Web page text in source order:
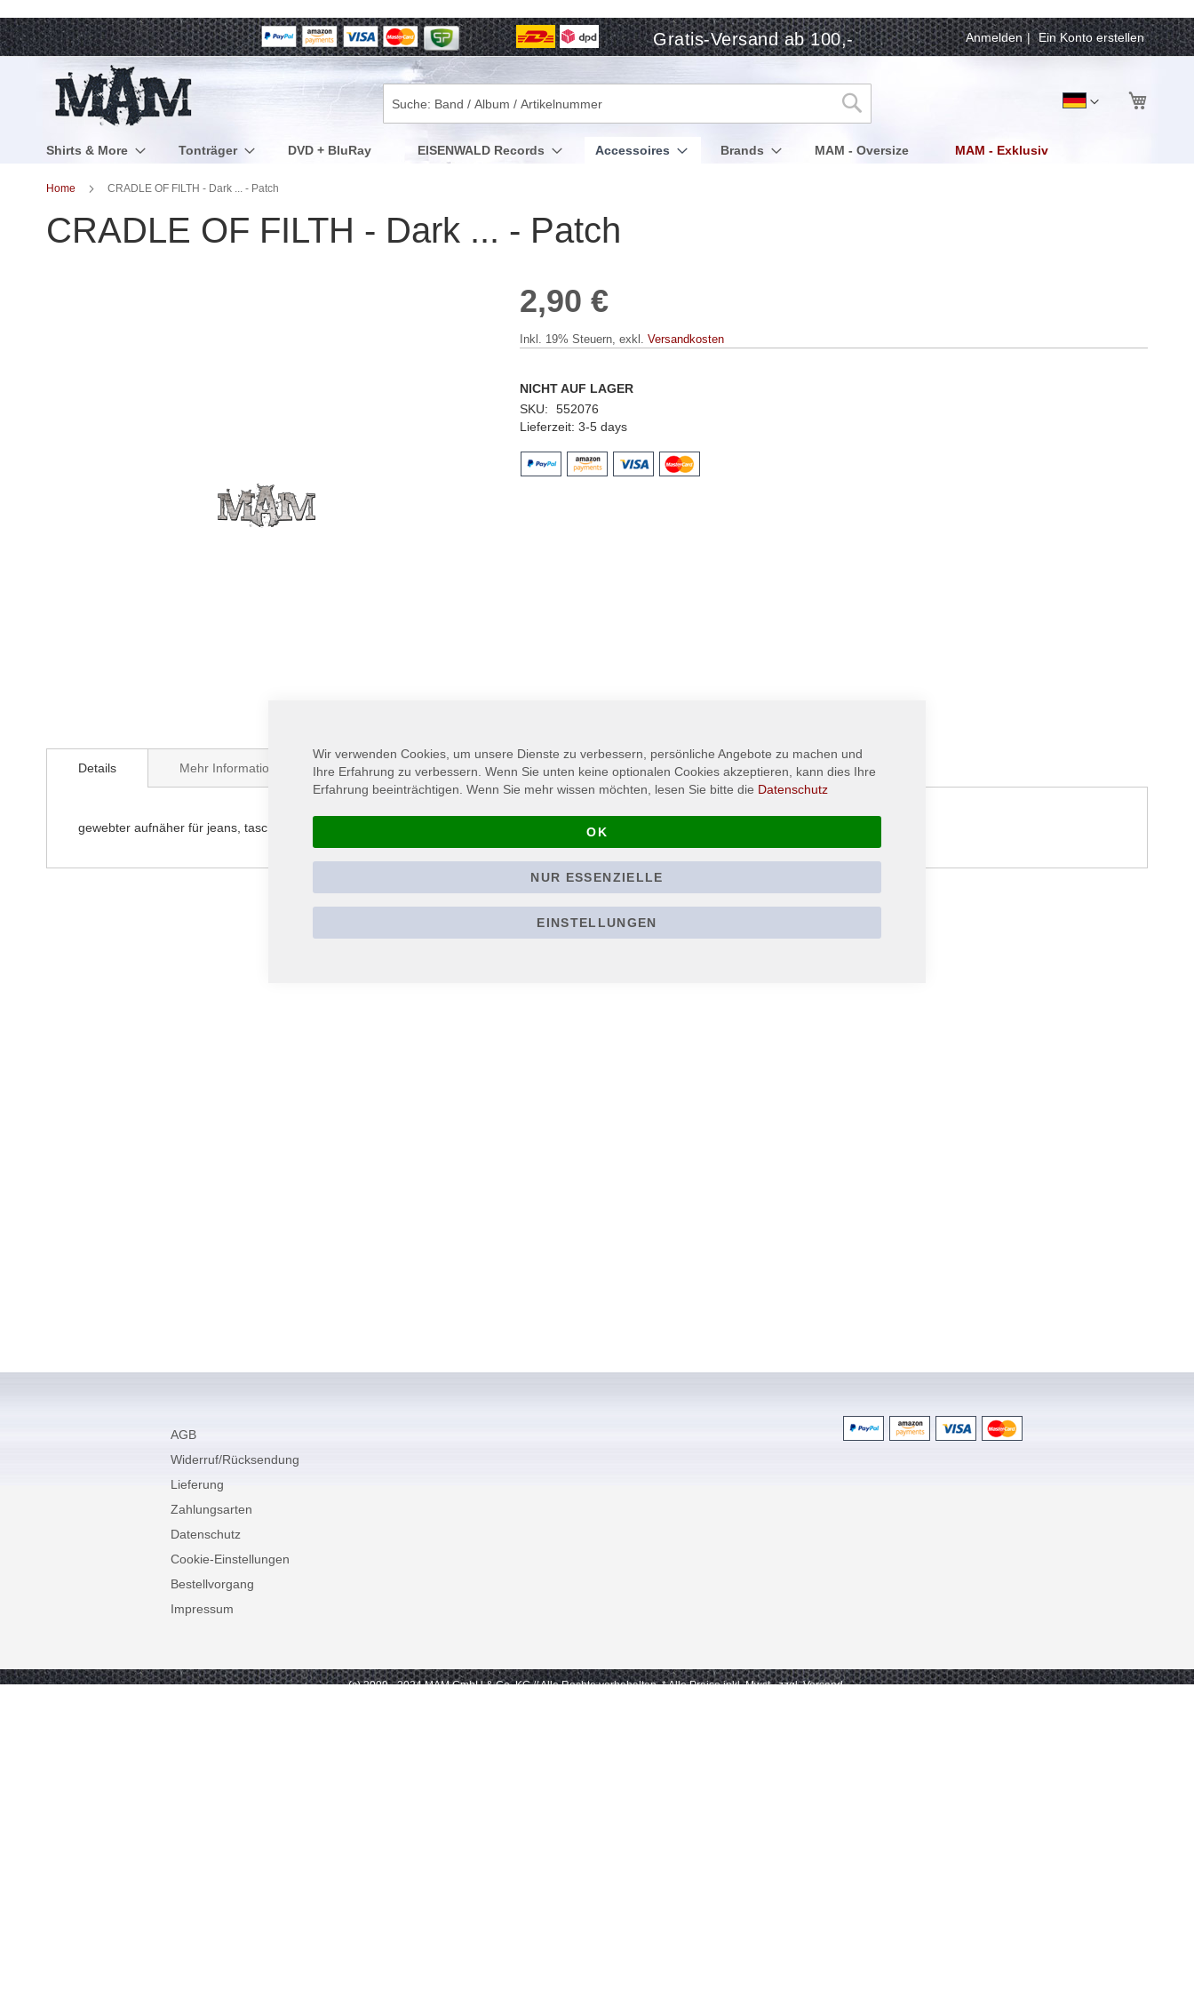
Gratis-Versand ab 100,-
Direkt
Inhalt
Anmelden Ein Konto erstellen
SpracheDeutsch
Suche
Shirts & More
Tonträger DVD + BluRay EISENWALD Records Accessoires Brands MAM - Oversize MAM - Exklusiv
Home CRADLE OF FILTH - Dark ... - Patch
CRADLE OF FILTH - Dark ... - Patch
2,90 €
Inkl. 19% Steuern,exkl.Versandkosten
NICHT AUF LAGER
SKU
552076
Lieferzeit 3-5 days
Anfang
Details
gewebter aufnäher für jeans, taschen oder jacken
Mehr Informationen
AGB
Widerruf/Rücksendung
Lieferung
Zahlungsarten
Datenschutz
Cookie-Einstellungen
Bestellvorgang
Impressum
(c) 2009 - 2024 MAM GmbH & Co. KG // Alle Rechte vorbehalten. * Alle Preise inkl. Mwst., zzgl. Versand.
Wir verwenden Cookies, um unsere Dienste zu verbessern, persönliche Angebote zu machen und
Ihre Erfahrung zu verbessern. Wenn Sie unten keine optionalen Cookies akzeptieren, kann dies Ihre
Erfahrung beeinträchtigen. Wenn Sie mehr wissen möchten, lesen Sie bitte die Datenschutz
OK
NUR ESSENZIELLE
EINSTELLUNGEN